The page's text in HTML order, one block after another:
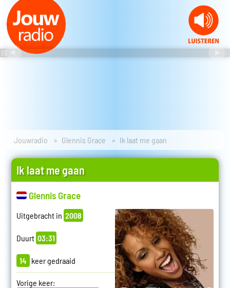
Jouwradio Glennis Grace Ik laat me gaan
Ik laat me gaan
Glennis Grace
Uitgebracht in 2008
Duurt 03:31
14 keer gedraaid
Vorige keer: